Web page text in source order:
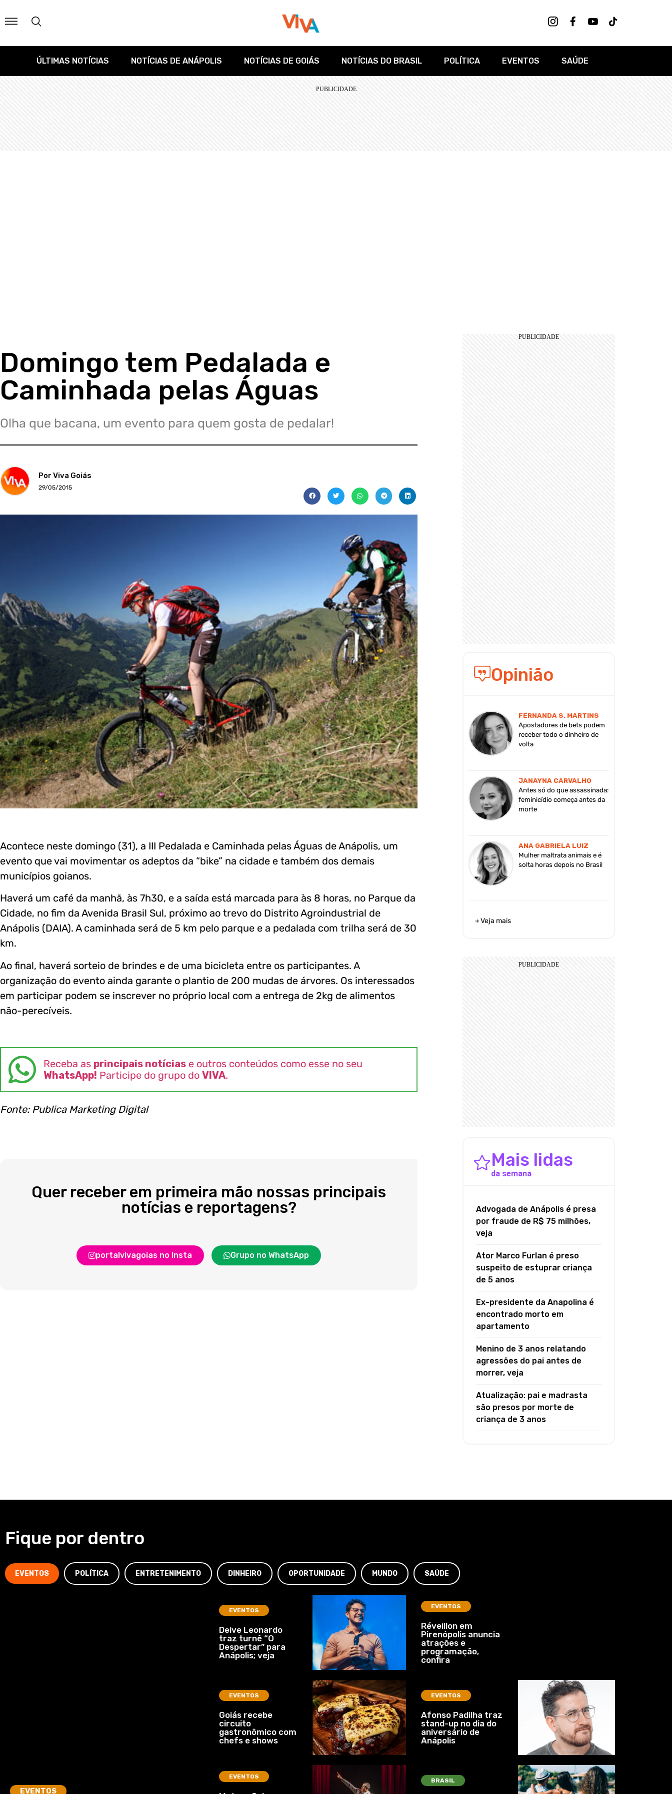
ÚLTIMAS NOTÍCIAS NOTÍCIAS DE ANÁPOLIS NOTÍCIAS DE GOIÁS NOTÍCIAS DO BRASIL POLÍTICA EVENTOS SAÚDE
Domingo tem Pedalada e
Caminhada pelas Águas
Olha que bacana, um evento para quem gosta de pedalar!
Por Viva Goiás
29/05/2015
Acontece neste domingo (31), a III Pedalada e Caminhada pelas Águas de Anápolis, um
evento que vai movimentar os adeptos da “bike” na cidade e também dos demais
municípios goianos.
Haverá um café da manhã, às 7h30, e a saída está marcada para às 8 horas, no Parque da
Cidade, no fim da Avenida Brasil Sul, próximo ao trevo do Distrito Agroindustrial de
Anápolis (DAIA). A caminhada será de 5 km pelo parque e a pedalada com trilha será de 30
km.
Ao final, haverá sorteio de brindes e de uma bicicleta entre os participantes. A
organização do evento ainda garante o plantio de 200 mudas de árvores. Os interessados
em participar podem se inscrever no próprio local com a entrega de 2kg de alimentos
não-perecíveis.
Receba as principais notícias e outros conteúdos como esse no seu
WhatsApp! Participe do grupo do VIVA.
Fonte: Publica Marketing Digital
Quer receber em primeira mão nossas principais
notícias e reportagens?
portalvivagoias no Insta Grupo no WhatsApp
Opinião
FERNANDA S. MARTINS
Apostadores de bets podem
receber todo o dinheiro de
volta
JANAYNA CARVALHO
Antes só do que assassinada:
feminicídio começa antes da
morte
ANA GABRIELA LUIZ
Mulher maltrata animais e é
solta horas depois no Brasil
Veja mais
Mais lidas
da semana
Advogada de Anápolis é presa
por fraude de R$ 75 milhões,
veja
Ator Marco Furlan é preso
suspeito de estuprar criança
de 5 anos
Ex-presidente da Anapolina é
encontrado morto em
apartamento
Menino de 3 anos relatando
agressões do pai antes de
morrer, veja
Atualização: pai e madrasta
são presos por morte de
criança de 3 anos
Fique por dentro
EVENTOS POLÍTICA ENTRETENIMENTO DINHEIRO OPORTUNIDADE MUNDO SAÚDE
EVENTOS
EVENTOS
Deive Leonardo
traz turnê “O
Despertar” para
Anápolis; veja
EVENTOS
Goiás recebe
circuito
gastronômico com
chefs e shows
EVENTOS
EVENTOS
Réveillon em
Pirenópolis anuncia
atrações e
programação,
confira
EVENTOS
Afonso Padilha traz
stand-up no dia do
aniversário de
Anápolis
BRASIL